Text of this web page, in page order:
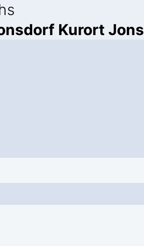
Kurort